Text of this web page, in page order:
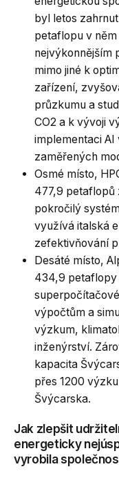
byl letos
petaflopu v
nejvýkonnějším
mimo jiné k
zařízení,
průzkumu a
CO2 a k vývoji
implementaci AI
zaměřených
Osmé místo,
477,9 petaflopů
pokročilý
využívá italská
zefektivňování
Desáté místo,
434,9 petaflopy
výpočtům a
výzkum,
inženýrství.
kapacita
přes 1200
Švýcarska.
Jak zlepšit
energeticky
vyrobila